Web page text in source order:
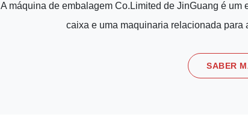
A máquina de embalagem Co.Limited de JinGuang é
caixa e uma maquinaria relacionada para
SABER